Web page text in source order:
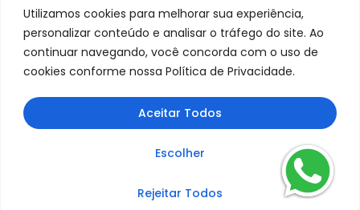
Utilizamos cookies para melhorar sua experiência,
personalizar conteúdo e analisar o tráfego do site. Ao
continuar navegando, você concorda com o uso de
cookies conforme nossa Política de Privacidade.
Escolher
Rejeitar Todos
Aceitar Todos
Pepperl Fuchs
Metal Work
Metalplan
Top Fusion
Genebre
jefferson
Copyright © 2025